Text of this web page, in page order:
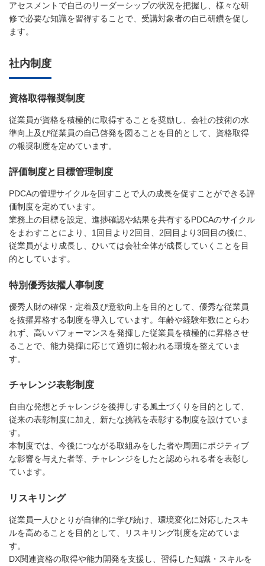
アセスメントで自己のリーダーシップの状況を把握し、様々な研
修で必要な知識を習得することで、受講対象者の自己研鑽を促し
ます。
社内制度
資格取得報奨制度
従業員が資格を積極的に取得することを奨励し、会社の技術の水
準向上及び従業員の自己啓発を図ることを目的として、資格取得
の報奨制度を定めています。
評価制度と目標管理制度
PDCAの管理サイクルを回すことで人の成長を促すことができる評
価制度を定めています。
業務上の目標を設定、進捗確認や結果を共有するPDCAのサイクル
をまわすことにより、1回目より2回目、2回目より3回目の後に、
従業員がより成長し、ひいては会社全体が成長していくことを目
的としています。
特別優秀抜擢人事制度
優秀人財の確保・定着及び意欲向上を目的として、優秀な従業員
を抜擢昇格する制度を導入しています。年齢や経験年数にとらわ
れず、高いパフォーマンスを発揮した従業員を積極的に昇格させ
ることで、能力発揮に応じて適切に報われる環境を整えていま
す。
チャレンジ表彰制度
自由な発想とチャレンジを後押しする風土づくりを目的として、
従来の表彰制度に加え、新たな挑戦を表彰する制度を設けていま
す。
本制度では、今後につながる取組みをした者や周囲にポジティブ
な影響を与えた者等、チャレンジをしたと認められる者を表彰し
ています。
リスキリング
従業員一人ひとりが自律的に学び続け、環境変化に対応したスキ
ルを高めることを目的として、リスキリング制度を定めていま
す。
DX関連資格の取得や能力開発を支援し、習得した知識・スキルを